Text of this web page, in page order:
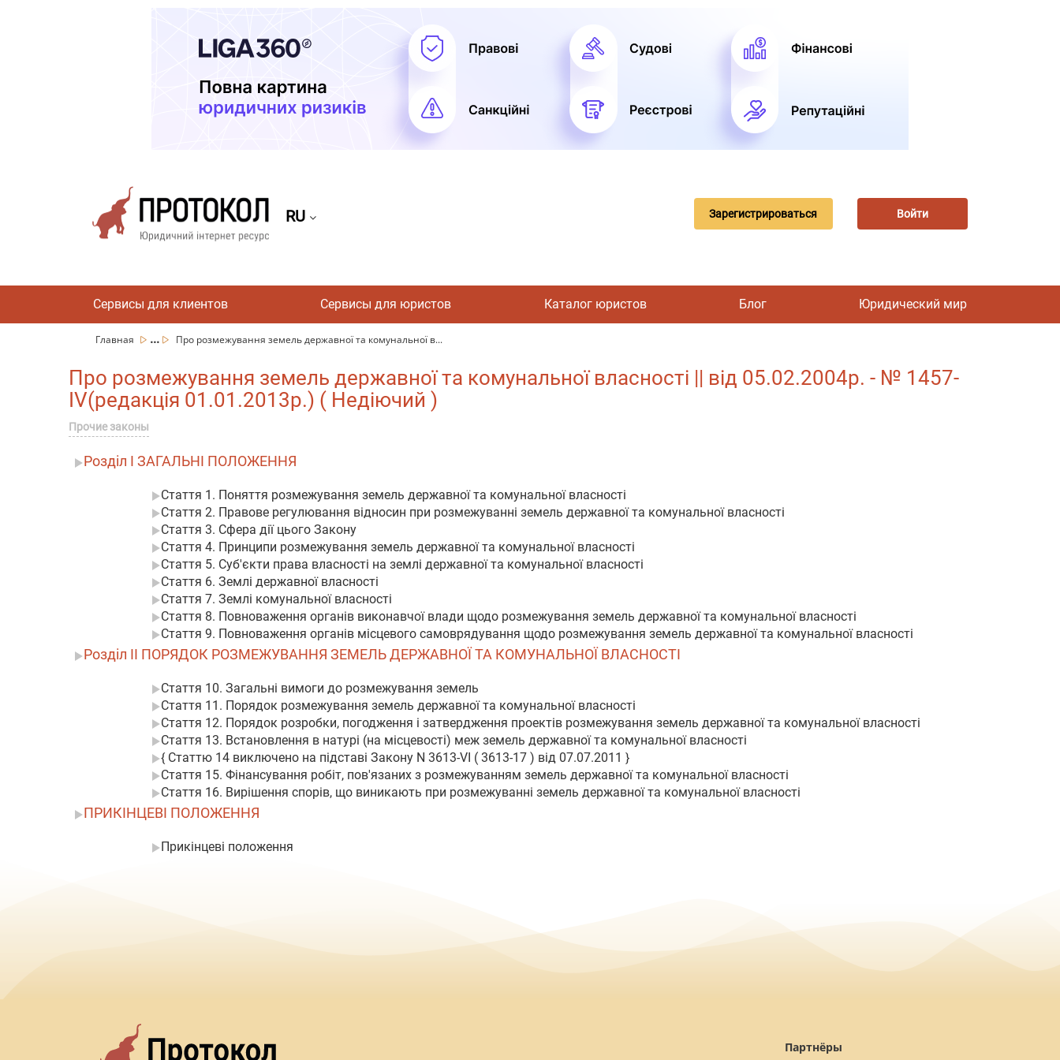
RU Зарегистрироваться Войти
Сервисы для клиентов Сервисы для юристов Каталог юристов Блог Юридический мир
Главная ... Про розмежування земель державної та комунальної в...
Про розмежування земель державної та комунальної власності || від 05.02.2004р. - № 1457-
IV(редакція 01.01.2013р.) ( Недіючий )
Прочие законы
Розділ I ЗАГАЛЬНІ ПОЛОЖЕННЯ
Стаття 1. Поняття розмежування земель державної та комунальної власності
Стаття 2. Правове регулювання відносин при розмежуванні земель державної та комунальної власності
Стаття 3. Сфера дії цього Закону
Стаття 4. Принципи розмежування земель державної та комунальної власності
Стаття 5. Суб'єкти права власності на землі державної та комунальної власності
Стаття 6. Землі державної власності
Стаття 7. Землі комунальної власності
Стаття 8. Повноваження органів виконавчої влади щодо розмежування земель державної та комунальної власності
Стаття 9. Повноваження органів місцевого самоврядування щодо розмежування земель державної та комунальної власності
Розділ II ПОРЯДОК РОЗМЕЖУВАННЯ ЗЕМЕЛЬ ДЕРЖАВНОЇ ТА КОМУНАЛЬНОЇ ВЛАСНОСТІ
Стаття 10. Загальні вимоги до розмежування земель
Стаття 11. Порядок розмежування земель державної та комунальної власності
Стаття 12. Порядок розробки, погодження і затвердження проектів розмежування земель державної та комунальної власності
Стаття 13. Встановлення в натурі (на місцевості) меж земель державної та комунальної власності
{ Статтю 14 виключено на підставі Закону N 3613-VI ( 3613-17 ) від 07.07.2011 }
Стаття 15. Фінансування робіт, пов'язаних з розмежуванням земель державної та комунальної власності
Стаття 16. Вирішення спорів, що виникають при розмежуванні земель державної та комунальної власності
ПРИКІНЦЕВІ ПОЛОЖЕННЯ
Прикінцеві положення
Партнёры